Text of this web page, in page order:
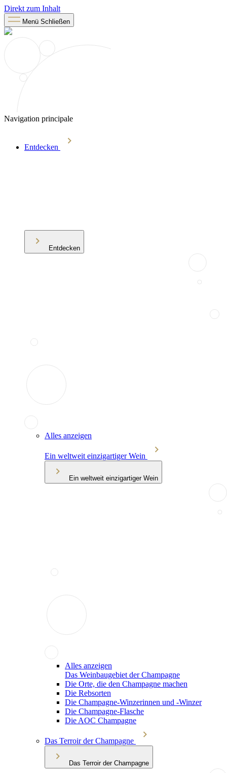
Direkt zum Inhalt
Menü Schließen
Navigation principale
Entdecken
Entdecken
Alles anzeigen
Ein weltweit einzigartiger Wein
Ein weltweit einzigartiger Wein
Alles anzeigen
Das Weinbaugebiet der Champagne
Die Orte, die den Champagne machen
Die Rebsorten
Die Champagne-Winzerinnen und -Winzer
Die Champagne-Flasche
Die AOC Champagne
Das Terroir der Champagne
Das Terroir der Champagne